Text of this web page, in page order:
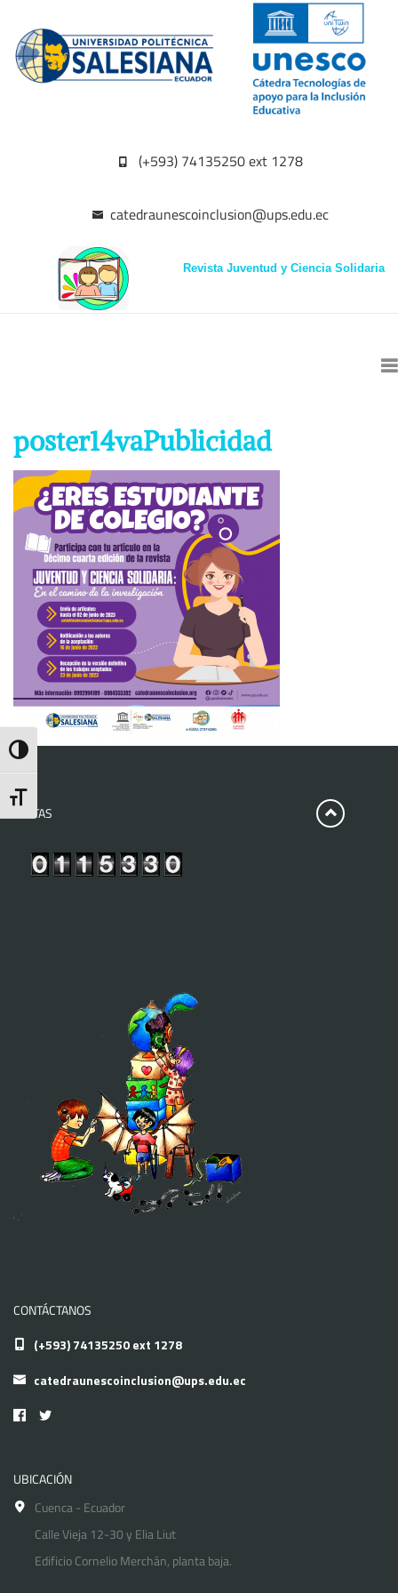
Toggle High Contrast
Toggle Font size
(+593) 74135250 ext 1278
catedraunescoinclusion@ups.edu.ec
Revista Juventud y Ciencia Solidaria
poster14vaPublicidad
VISITAS
CONTÁCTANOS
(+593) 74135250 ext 1278
catedraunescoinclusion@ups.edu.ec
UBICACIÓN
Cuenca - Ecuador
Calle Vieja 12-30 y Elia Liut
Edificio Cornelio Merchán, planta baja.